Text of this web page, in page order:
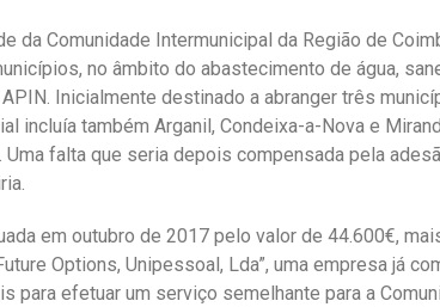
da Comunidade Intermunicipal da Região de
no âmbito do abastecimento de água,
APIN. Inicialmente destinado a abranger três
incluía também Arganil, Condeixa-a-Nova e
Uma falta que seria depois compensada pela
em outubro de 2017 pelo valor de 44.600€,
Options, Unipessoal, Lda”, uma empresa já
para efetuar um serviço semelhante para a